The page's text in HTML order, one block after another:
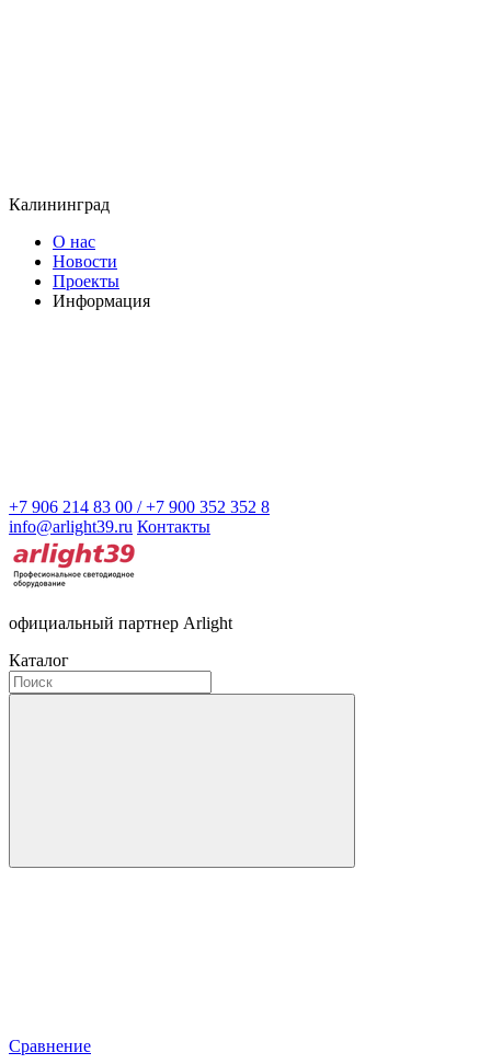
Калининград
О нас
Новости
Проекты
Информация
+7 906 214 83 00 / +7 900 352 352 8
info@arlight39.ru Контакты
официальный партнер Arlight
Каталог
Сравнение